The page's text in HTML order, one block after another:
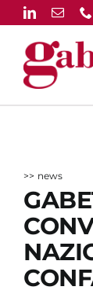
Salta
al
contenuto
>> news